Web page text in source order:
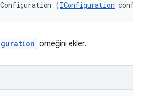
(IConfiguration
örneğini ekler.